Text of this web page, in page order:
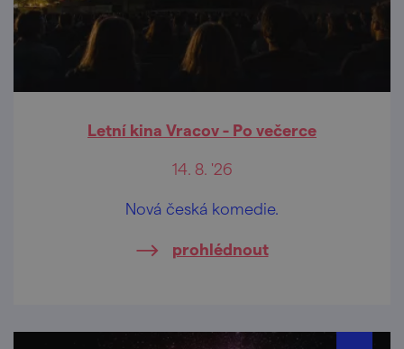
Letní kina Vracov - Po večerce
14. 8. '26
Nová česká komedie.
prohlédnout